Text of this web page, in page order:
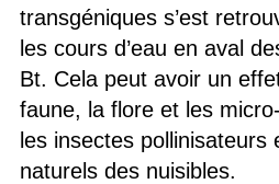
transgéniques s’est
les cours d’eau en aval
Bt. Cela peut avoir un
faune, la flore et les
les insectes pollinisateurs
naturels des nuisibles.